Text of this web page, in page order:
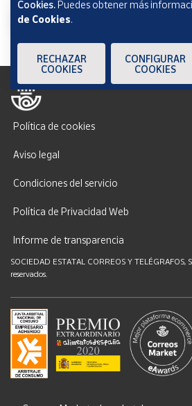
Política de cookies
Aviso legal
Condiciones del servicio
Política de Privacidad Web
Informe de transparencia
SOCIEDAD ESTATAL CORREOS Y TELÉGRAFOS,
reservados.
Cookies.Puedes obtener más
de Cookies.
RECHAZAR
COOKIES
CONFIGURAR
COOKIES